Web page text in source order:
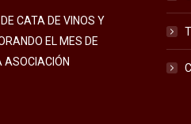
CATA DE VINOS Y
EL MES DE
ASOCIACIÓN